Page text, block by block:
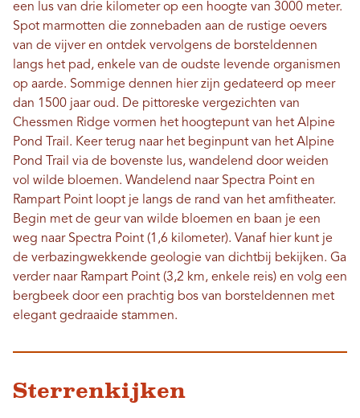
een lus van drie kilometer op een hoogte van 3000 meter.
Spot marmotten die zonnebaden aan de rustige oevers
van de vijver en ontdek vervolgens de borsteldennen
langs het pad, enkele van de oudste levende organismen
op aarde. Sommige dennen hier zijn gedateerd op meer
dan 1500 jaar oud. De pittoreske vergezichten van
Chessmen Ridge vormen het hoogtepunt van het Alpine
Pond Trail. Keer terug naar het beginpunt van het Alpine
Pond Trail via de bovenste lus, wandelend door weiden
vol wilde bloemen. Wandelend naar Spectra Point en
Rampart Point loopt je langs de rand van het amfitheater.
Begin met de geur van wilde bloemen en baan je een
weg naar Spectra Point (1,6 kilometer). Vanaf hier kunt je
de verbazingwekkende geologie van dichtbij bekijken. Ga
verder naar Rampart Point (3,2 km, enkele reis) en volg een
bergbeek door een prachtig bos van borsteldennen met
elegant gedraaide stammen.
Sterrenkijken